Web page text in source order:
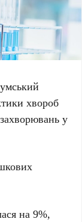
хвороб
у
на 9%,